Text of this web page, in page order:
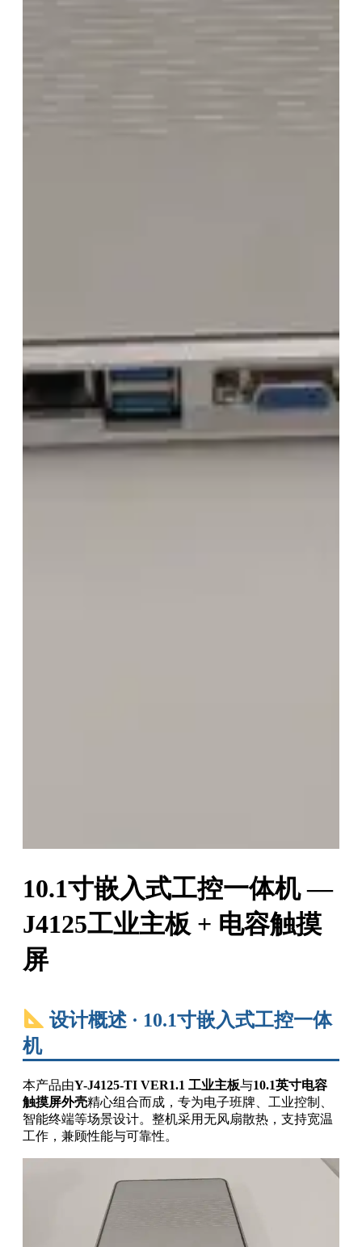
10.1寸嵌入式工控一体机 —
J4125工业主板 + 电容触摸
屏
设计概述 · 10.1寸嵌入式工控一体
机
本产品由Y-J4125-TI VER1.1 工业主板与10.1英寸电容
触摸屏外壳精心组合而成，专为电子班牌、工业控制、
智能终端等场景设计。整机采用无风扇散热，支持宽温
工作，兼顾性能与可靠性。